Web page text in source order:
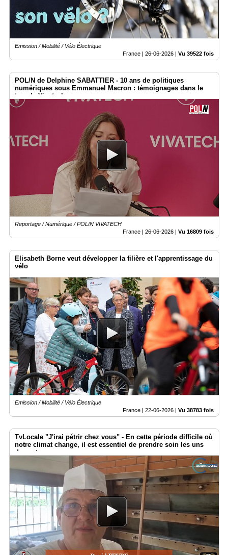
Emission / Mobilité / Vélo Électrique
France | 26-06-2026 | Vu 39522 fois
POL/N de Delphine SABATTIER - 10 ans de politiques
numériques sous Emmanuel Macron : témoignages dans le
temple Vivatech
Reportage / Numérique / POL/N VIVATECH
France | 26-06-2026 Vu 16809 fois
Elisabeth Borne veut développer la filière et l'apprentissage du
vélo
Emission / Mobilité / Vélo Électrique
France | 22-06-2026 | Vu 38783 fois
TvLocale "J'irai pétrir chez vous" - ​En cette période difficile où
notre climat change, il est essentiel de prendre soin les uns
des autres.